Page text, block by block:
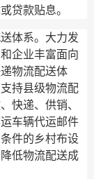
贷款贴息。
体系。 大力发
企业丰富面向
物流配送体
持县级物流配
快递、供销、
车辆代运邮件
件的乡村布设
低物流配送成